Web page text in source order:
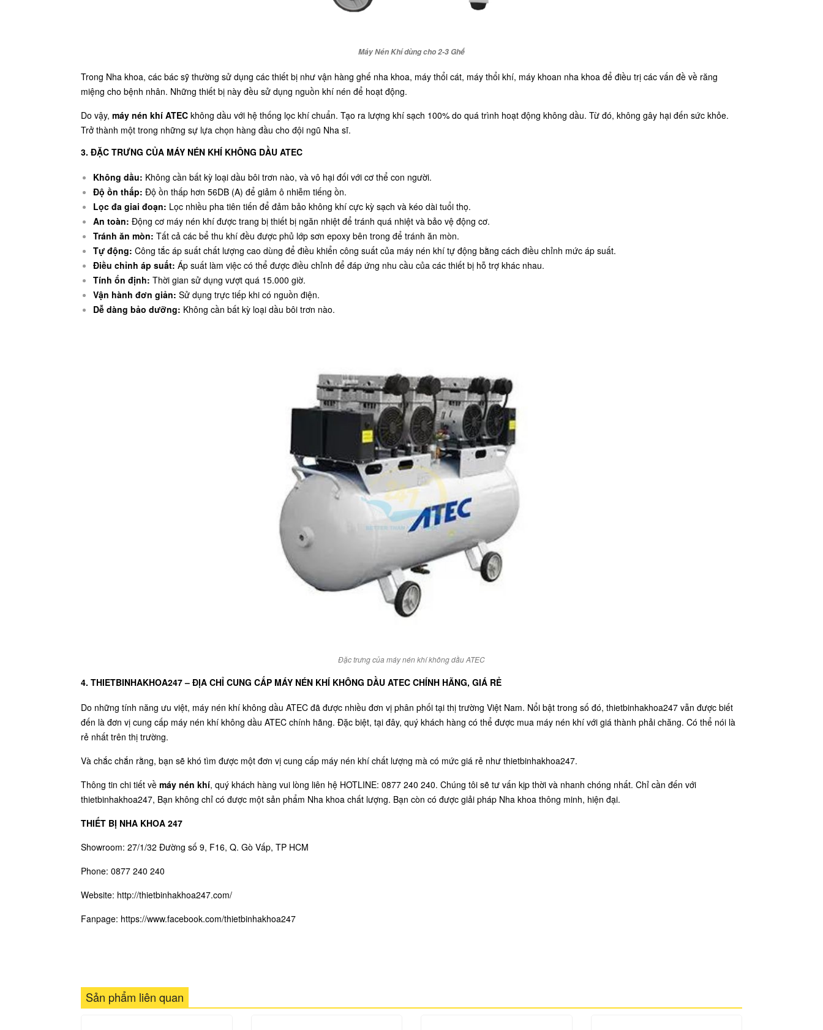
Máy Nén Khí dùng cho 2-3 Ghế
Trong Nha khoa, các bác sỹ thường sử dụng các thiết bị như vận hàng ghế nha khoa, máy thổi cát, máy thổi khí, máy khoan nha khoa để điều trị các vấn đề về răng
miệng cho bệnh nhân. Những thiết bị này đều sử dụng nguồn khí nén để hoạt động.
Do vậy, máy nén khí ATEC không dầu với hệ thống lọc khí chuẩn. Tạo ra lượng khí sạch 100% do quá trình hoạt động không dầu. Từ đó, không gây hại đến sức khỏe.
Trở thành một trong những sự lựa chọn hàng đầu cho đội ngũ Nha sĩ.
3. ĐẶC TRƯNG CỦA MÁY NÉN KHÍ KHÔNG DẦU ATEC
Không dầu: Không cần bất kỳ loại dầu bôi trơn nào, và vô hại đối với cơ thể con người.
Độ ồn thấp: Độ ồn thấp hơn 56DB (A) để giảm ô nhiễm tiếng ồn.
Lọc đa giai đoạn: Lọc nhiều pha tiên tiến để đảm bảo không khí cực kỳ sạch và kéo dài tuổi thọ.
An toàn: Động cơ máy nén khí được trang bị thiết bị ngăn nhiệt để tránh quá nhiệt và bảo vệ động cơ.
Tránh ăn mòn: Tất cả các bể thu khí đều được phủ lớp sơn epoxy bên trong để tránh ăn mòn.
Tự động: Công tắc áp suất chất lượng cao dùng để điều khiển công suất của máy nén khí tự động bằng cách điều chỉnh mức áp suất.
Điều chỉnh áp suất: Áp suất làm việc có thể được điều chỉnh để đáp ứng nhu cầu của các thiết bị hỗ trợ khác nhau.
Tính ổn định: Thời gian sử dụng vượt quá 15.000 giờ.
Vận hành đơn giản: Sử dụng trực tiếp khi có nguồn điện.
Dễ dàng bảo dưỡng: Không cần bất kỳ loại dầu bôi trơn nào.
Đặc trưng của máy nén khí không dầu ATEC
4. THIETBINHAKHOA247 – ĐỊA CHỈ CUNG CẤP MÁY NÉN KHÍ KHÔNG DẦU ATEC CHÍNH HÃNG, GIÁ RẺ
Do những tính năng ưu việt, máy nén khí không dầu ATEC đã được nhiều đơn vị phân phối tại thị trường Việt Nam. Nổi bật trong số đó, thietbinhakhoa247 vẫn được biết
đến là đơn vị cung cấp máy nén khí không dầu ATEC chính hãng. Đặc biệt, tại đây, quý khách hàng có thể được mua máy nén khí với giá thành phải chăng. Có thể nói là
rẻ nhất trên thị trường.
Và chắc chắn rằng, bạn sẽ khó tìm được một đơn vị cung cấp máy nén khí chất lượng mà có mức giá rẻ như thietbinhakhoa247.
Thông tin chi tiết về máy nén khí, quý khách hàng vui lòng liên hệ HOTLINE: 0877 240 240. Chúng tôi sẽ tư vấn kịp thời và nhanh chóng nhất. Chỉ cần đến với
thietbinhakhoa247, Bạn không chỉ có được một sản phẩm Nha khoa chất lượng. Bạn còn có được giải pháp Nha khoa thông minh, hiện đại.
THIẾT BỊ NHA KHOA 247
Showroom: 27/1/32 Đường số 9, F16, Q. Gò Vấp, TP HCM
Phone: 0877 240 240
Website: http://thietbinhakhoa247.com/
Fanpage: https://www.facebook.com/thietbinhakhoa247
Sản phẩm liên quan